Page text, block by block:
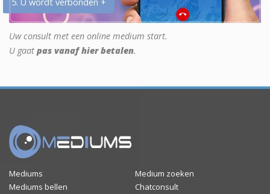
5. U wordt verbonden +
Uw consult met een online medium start.
U gaat pas vanaf hier betalen.
Mediums
Medium zoeken
Mediums bellen
Chatconsult